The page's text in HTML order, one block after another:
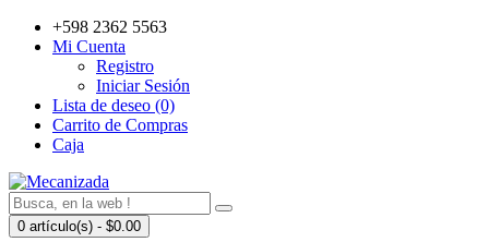
+598 2362 5563
Mi Cuenta
Registro
Iniciar Sesión
Lista de deseo (0)
Carrito de Compras
Caja
0 artículo(s) - $0.00